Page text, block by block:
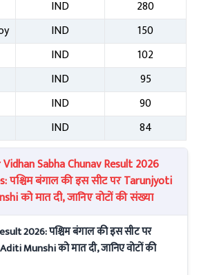
IND
280
IND
150
IND
102
IND
95
IND
90
IND
84
Sabha Chunav Result 2026
पश्चिम बंगाल की इस सीट पर Tarunjyoti
को मात दी, जानिए वोटों की संख्या
2026: पश्चिम बंगाल की इस सीट पर
Munshi को मात दी, जानिए वोटों की